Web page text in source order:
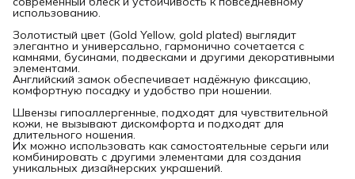
использованию.
Золотистый цвет (Gold Yellow, gold plated) выглядит
элегантно и универсально, гармонично сочетается с
камнями, бусинами, подвесками и другими декоративными
элементами.
Английский замок обеспечивает надёжную фиксацию,
комфортную посадку и удобство при ношении.
Швензы гипоаллергенные, подходят для чувствительной
кожи, не вызывают дискомфорта и подходят для
длительного ношения.
Их можно использовать как самостоятельные серьги или
комбинировать с другими элементами для создания
уникальных дизайнерских украшений.